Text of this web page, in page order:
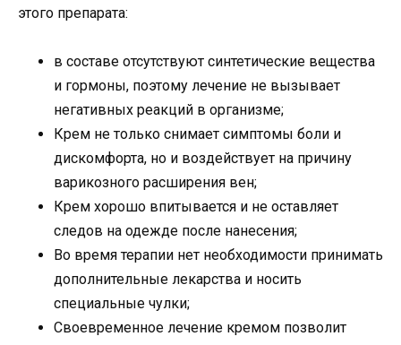
этого препарата:
в составе отсутствуют синтетические вещества
и гормоны, поэтому лечение не вызывает
негативных реакций в организме;
Крем не только снимает симптомы боли и
дискомфорта, но и воздействует на причину
варикозного расширения вен;
Крем хорошо впитывается и не оставляет
следов на одежде после нанесения;
Во время терапии нет необходимости принимать
дополнительные лекарства и носить
специальные чулки;
Своевременное лечение кремом позволит